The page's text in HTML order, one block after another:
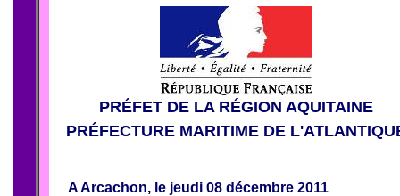
PRÉFET DE LA RÉGION AQUITAINE
PRÉFECTURE MARITIME DE
A Arcachon, le jeudi 08 décembre 2011